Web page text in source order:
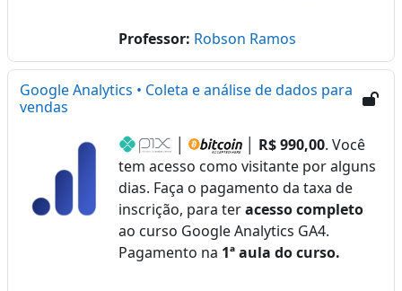
Professor: Robson Ramos
Google Analytics • Coleta e análise de dados para
vendas
R$ 990,00. Você
tem acesso como visitante por alguns
dias. Faça o pagamento da taxa de
inscrição, para teracesso completo
ao curso Google Analytics GA4.
Pagamento na 1ª aula do curso.